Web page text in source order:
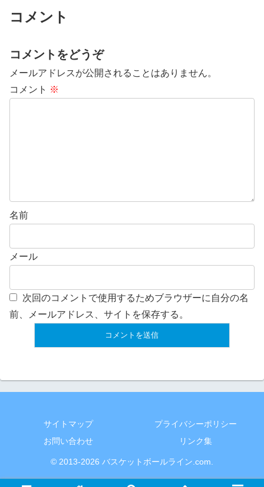
コメント
コメントをどうぞ
メールアドレスが公開されることはありません。
コメント ※
名前
メール
次回のコメントで使用するためブラウザーに自分の名
前、メールアドレス、サイトを保存する。
サイトマップ
プライバシーポリシー
お問い合わせ
リンク集
© 2013-2026 バスケットボールライン.com.